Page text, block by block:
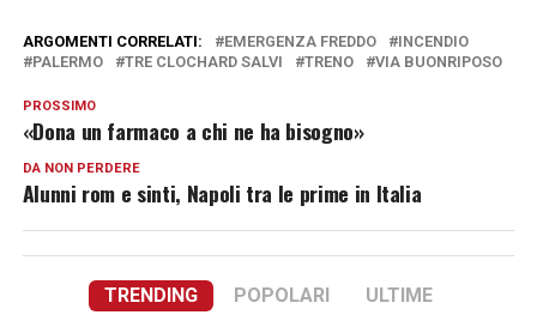
ARGOMENTI CORRELATI: EMERGENZA FREDDO
INCENDIO
PALERMO
TRE CLOCHARD SALVI TRENO VIA BUONRIPOSO
PROSSIMO
«Dona un farmaco a chi ne ha bisogno»
DA NON PERDERE
Alunni rom e sinti, Napoli tra le prime in Italia
TRENDING POPOLARI ULTIME